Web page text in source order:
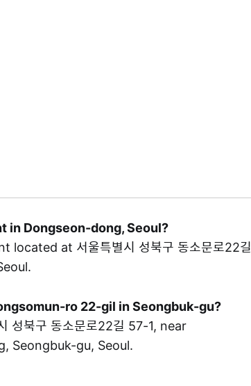
in Dongseon-dong, Seoul?
located at 서울특별시 성북구 동소문로22길
ro 22-gil in Seongbuk-gu?
성북구 동소문로22길 57-1, near
Seongbuk-gu, Seoul.